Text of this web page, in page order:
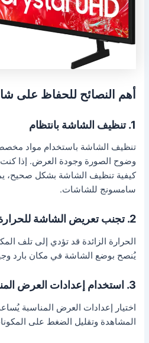
أهم النصائح للحفاظ على
1. تنظيف الشاشة بانتظام
تنظيف الشاشة باستخدام مواد
وضوح الصورة وجودة العرض. إذا
كيفية تنظيف الشاشة بشكل صحيح،
سامسونج للشاشات.
2. تجنب تعريض الشاشة للحرارة
الحرارة الزائدة قد تؤدي إلى تلف
يُنصح بوضع الشاشة في مكان بارد
3. استخدام إعدادات العرض المناسبة
اختيار إعدادات العرض المناسبة
المشاهدة وتقليل الضغط على